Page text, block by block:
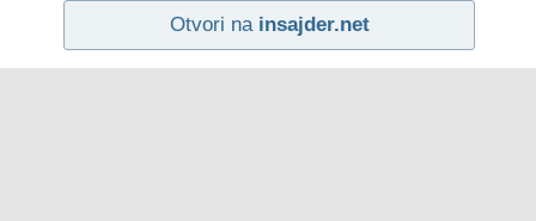
Otvori na insajder.net